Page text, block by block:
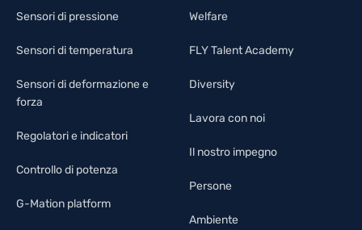
Sensori di pressione
Sensori di temperatura
Sensori di deformazione e
forza
Regolatori e indicatori
Controllo di potenza
G-Mation platform
Welfare
FLY Talent Academy
Diversity
Lavora con noi
Il nostro impegno
Persone
Ambiente